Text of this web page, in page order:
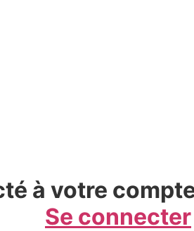
à votre
Se connecter